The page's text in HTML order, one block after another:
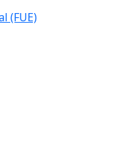
(FUE)